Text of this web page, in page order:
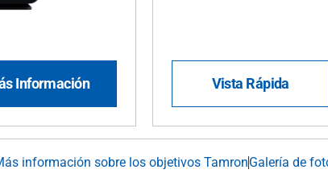
Información Vista Rápida
información sobre los objetivos TamronGalería de